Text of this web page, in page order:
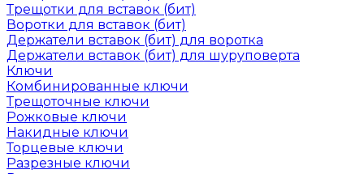
Трещотки для вставок (бит)
Воротки для вставок (бит)
Держатели вставок (бит) для воротка
Держатели вставок (бит) для шуруповерта
Ключи
Комбинированные ключи
Трещоточные ключи
Рожковые ключи
Накидные ключи
Торцевые ключи
Разрезные ключи